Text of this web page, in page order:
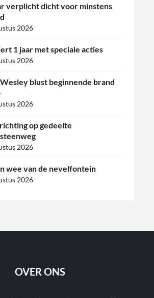
verplicht dicht voor minstens
2026
1 jaar met speciale acties
2026
blust beginnende brand
2026
op gedeelte
2026
wee van de nevelfontein
2026
OVER ONS